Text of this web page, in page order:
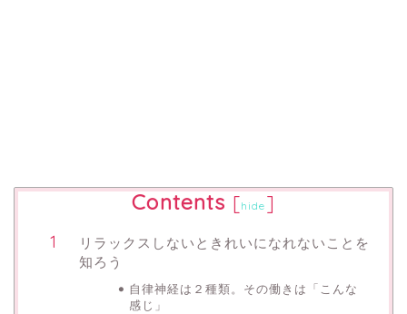
Contents [hide ]
リラックスしないときれいになれないことを
知ろう
自律神経は２種類。その働きは「こんな
感じ」